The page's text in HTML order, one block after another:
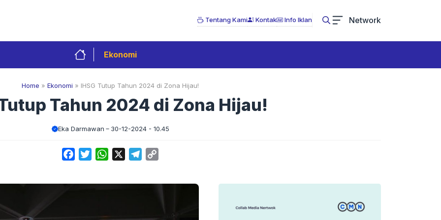
Tentang Kami Kontak Info Iklan Network
Ekonomi
Home » Ekonomi » IHSG Tutup Tahun 2024 di Zona Hijau!
Tahun 2024 di Zona Hijau!
Eka Darmawan 30-12-2024 - 10.45
FacebookTwitterWhatsApp Telegram